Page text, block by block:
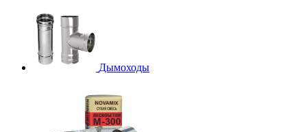
Дымоходы